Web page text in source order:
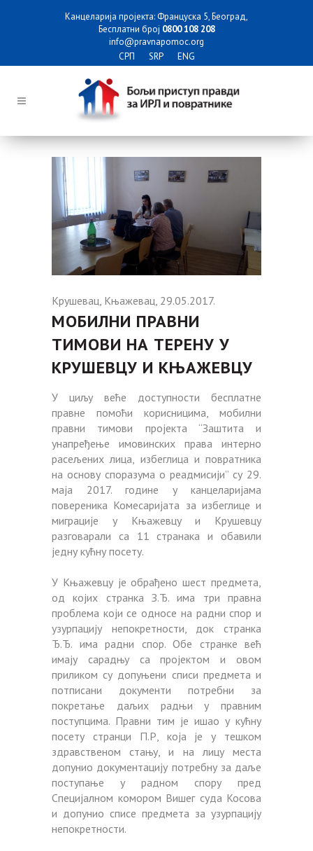
Канцеларија пројекта: Француска 5, Београд,
Бесплатни број 0800 108 208
info@pravnapomoc.org
СРП
SRP ENG
Крушевац, Књажевац, 29.05.2017.
МОБИЛНИ ПРАВНИ
ТИМОВИ НА ТЕРЕНУ У
КРУШЕВЦУ И КЊАЖЕВЦУ
У циљу веће доступности бесплатне
правне помоћи корисницима, мобилни
правни тимови пројекта “Заштита и
унапређење имовинских права интерно
расељених лица, избеглица и повратника
на основу споразума о реадмисији” су 29.
маја 2017. године у канцеларијама
повереника Комесаријата за избеглице и
миграције у Књажевцу и Крушевцу
разговарали са 11 странака и обавили
једну кућну посету.
У Књажевцу је обрађено шест предмета,
од којих странка З.Ђ. има три правна
проблема који се односе на радни спор и
узурпацију непокретности, док странка
Ђ.Ђ. има радни спор. Обе странке већ
имају сарадњу са пројектом и овом
приликом су допуњени списи предмета и
потписани документи потребни за
покретање даљих радњи у правним
поступцима. Правни тим је ишао у кућну
посету странци П.Р, која је у тешком
здравственом стању, и на лицу места
допунио документацију потребну за даље
поступање у радном спору пред
Специјалном комором Вишег суда Косова
и допунио списе предмета за узурпацију
непокретности.